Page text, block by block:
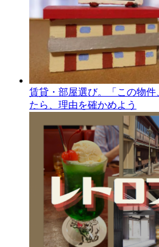
賃貸・部屋選び。「この物
たら、理由を確かめよう